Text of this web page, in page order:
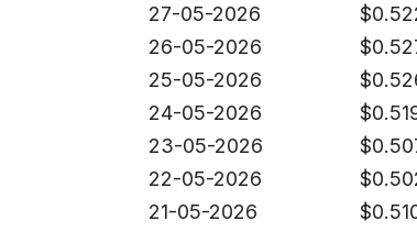
27-05-2026
$
26-05-2026
$
25-05-2026
$
24-05-2026
$
23-05-2026
$
22-05-2026
$
21-05-2026
$